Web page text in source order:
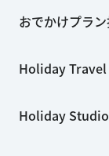
おでかけプラ
Holiday Travel
Holiday Studio